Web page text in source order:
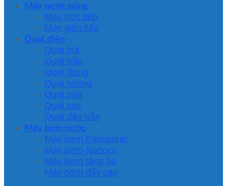
Máy nước nóng
Máy trực tiếp
Máy gián tiếp
Quạt điện
Quạt hút
Quạt trần
Quạt đứng
Quạt tường
Quạt bàn
Quạt sạc
Quạt đảo trần
Máy bơm nước
Máy bơm Panasonic
Máy bơm Nanoco
Máy bơm tăng áp
Máy bơm đẩy cao